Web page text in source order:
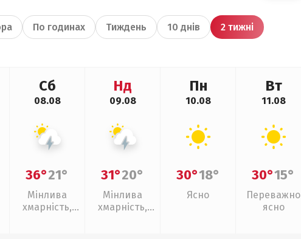
По годинах Тиждень 10 днів 2 тижні
Сб
08.08
36°21°
Мінлива
хмарність,
Нд
09.08
31°20°
Мінлива
хмарність,
Пн
10.08
30°18°
Ясно
Вт
11.08
30°15°
Переважно
ясно